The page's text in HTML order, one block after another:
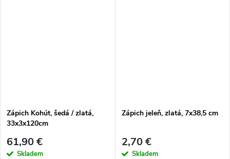
Zápich Kohút, šedá / zlatá,
33x3x120cm
61,90 €
Skladem
Zápich jeleň, zlatá, 7x38,5 cm
2,70 €
Skladem